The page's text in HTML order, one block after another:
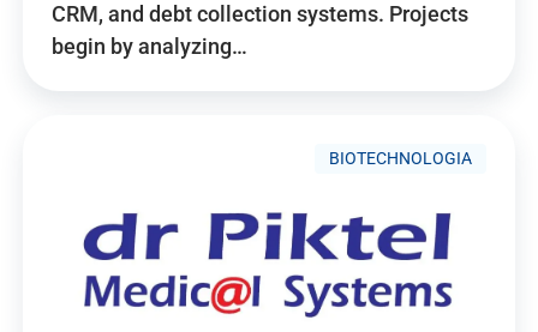
CRM, and debt collection systems. Projects
begin by analyzing…
BIOTECHNOLOGIA